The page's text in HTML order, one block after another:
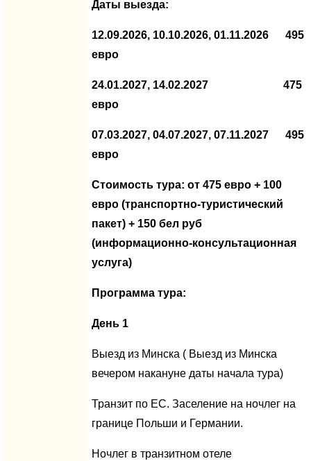
Даты выезда:
12.09.2026, 10.10.2026, 01.11.2026 495
евро
24.01.2027, 14.02.2027 475
евро
07.03.2027, 04.07.2027, 07.11.2027 495
евро
Стоимость тура: от 475 евро + 100
евро (транспортно-туристический
пакет) + 150 бел руб
(информационно-консультационная
услуга)
Программа тура:
День 1
Выезд из Минска ( Выезд из Минска
вечером накануне даты начала тура)
Транзит по ЕС. Заселение на ночлег на
границе Польши и Германии.
Ночлег в транзитном отеле